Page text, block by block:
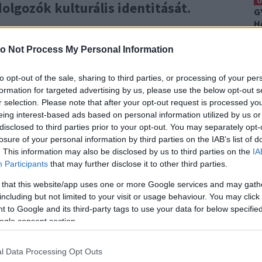
Not Process My Personal Information
opt-out of the sale, sharing to third parties, or processing of your
for targeted advertising by us, please use the below opt-out
selection. Please note that after your opt-out request is processed
interest-based ads based on personal information utilized by us
to third parties prior to your opt-out. You may separately
of your personal information by third parties on the IAB’s list of
This information may also be disclosed by us to third parties on the
Participants that may further disclose it to other third parties.
that this website/app uses one or more Google services and may
but not limited to your visit or usage behaviour. You may
to Google and its third-party tags to use your data for below
consent section.
Data Processing Opt Outs
kulturális identitását.
vagyis a spirituális erő hordozója, így annak
sértéssel ér fel.Bár a légitársaság vezetése
tettek,a szakállkérdésben hajthatatlanok
sztenderdek és a helyi kulturális örökség